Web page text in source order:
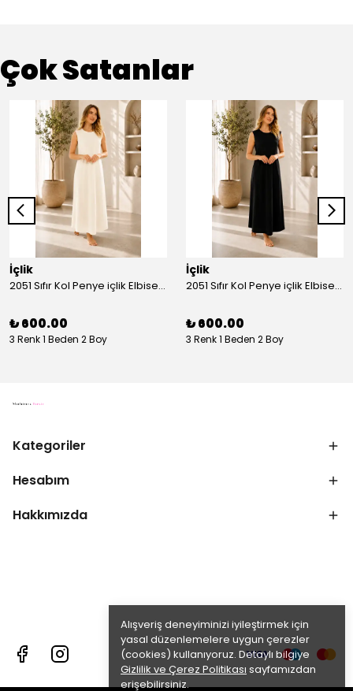
Alışveriş deneyiminizi iyileştirmek için
yasal düzenlemelere uygun çerezler
(cookies) kullanıyoruz. Detaylı bilgiye
Gizlilik ve Çerez Politikası sayfamızdan
erişebilirsiniz.
Çok Satanlar
İçlik
2051 Sıfır Kol Penye içlik Elbise - Ekru
₺ 600.00
3 Renk 1 Beden 2 Boy
İçlik
2051 Sıfır Kol Penye içlik Elbise - Siyah
₺ 600.00
3 Renk 1 Beden 2 Boy
Kategoriler
Hesabım
Hakkımızda